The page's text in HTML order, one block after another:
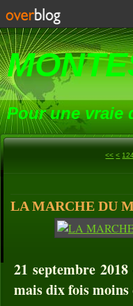
Pour une vraie
<< <
LA MARCHE DU
21 septembre
mais dix fois